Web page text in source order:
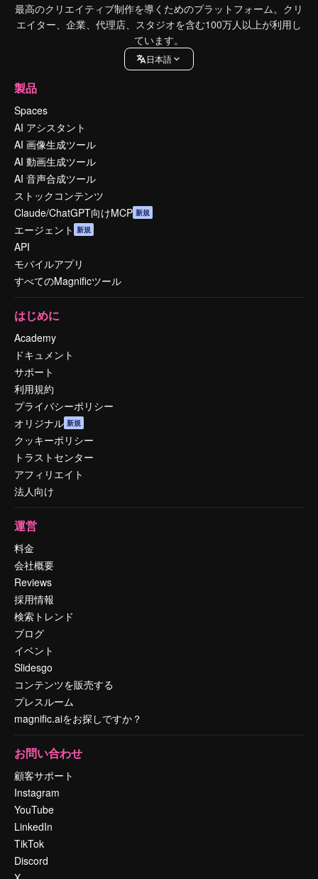
最高のクリエイティブ制作を導くためのプラットフォーム。クリ
エイター、企業、代理店、スタジオを含む100万人以上が利用し
ています。
日本語
製品
Spaces
AI アシスタント
AI 画像生成ツール
AI 動画生成ツール
AI 音声合成ツール
ストックコンテンツ
Claude/ChatGPT向けMCP 新規
エージェント 新規
API
モバイルアプリ
すべてのMagnificツール
はじめに
Academy
ドキュメント
サポート
利用規約
プライバシーポリシー
オリジナル 新規
クッキーポリシー
トラストセンター
アフィリエイト
法人向け
運営
料金
会社概要
Reviews
採用情報
検索トレンド
ブログ
イベント
Slidesgo
コンテンツを販売する
プレスルーム
magnific.aiをお探しですか？
お問い合わせ
顧客サポート
Instagram
YouTube
LinkedIn
TikTok
Discord